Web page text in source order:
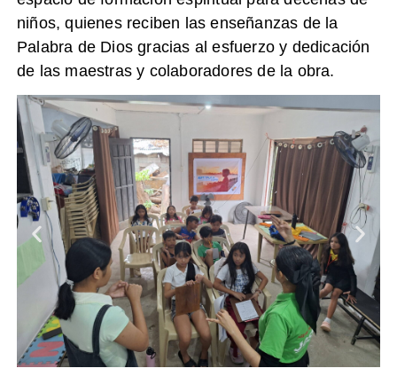
niños, quienes reciben las enseñanzas de la
Palabra de Dios gracias al esfuerzo y dedicación
de las maestras y colaboradores de la obra.